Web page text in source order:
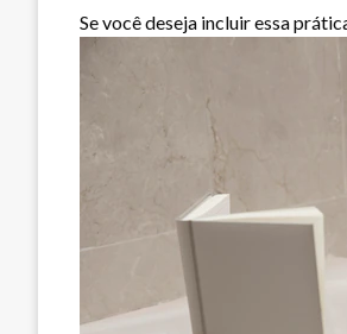
Se você deseja incluir essa